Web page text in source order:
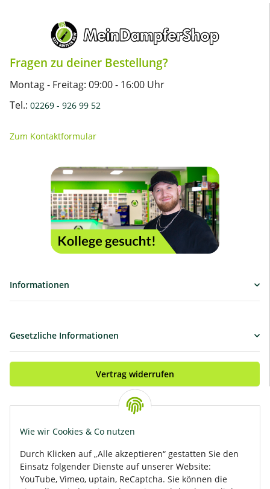
Wie wir Cookies & Co nutzen
Durch Klicken auf „Alle akzeptieren“ gestatten Sie den
Einsatz folgender Dienste auf unserer Website:
YouTube, Vimeo, uptain, ReCaptcha. Sie können die
Fragen zu deiner Bestellung?
Montag - Freitag: 09:00 - 16:00 Uhr
Tel.: 02269 - 926 99 52
Zum Kontaktformular
Informationen
Gesetzliche Informationen
Vertrag widerrufen
Rasante Zustellung mit: